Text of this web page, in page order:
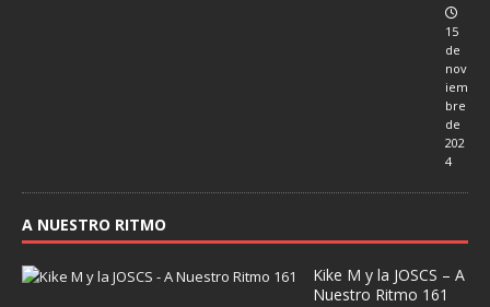
15
de
nov
iem
bre
de
202
4
A NUESTRO RITMO
Kike M y la JOSCS – A
Nuestro Ritmo 161